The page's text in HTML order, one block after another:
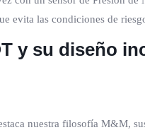
evita las condiciones de
y su diseño
nuestra filosofía M&M,